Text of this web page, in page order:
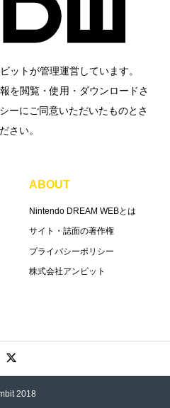
ットが管理運営しています。
を閲覧・使用・ダウンロードさ
ーにご同意いただいたものとさ
さい。
ABOUT
Nintendo DREAM WEBとは
サイト・誌面の著作権
プライバシーポリシー
株式会社アンビット
2018